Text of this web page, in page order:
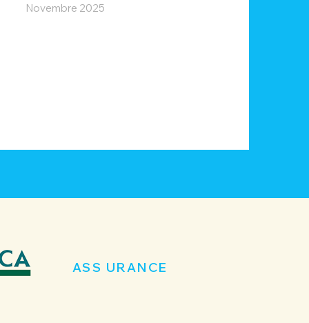
Novembre 2025
ASS URANCE